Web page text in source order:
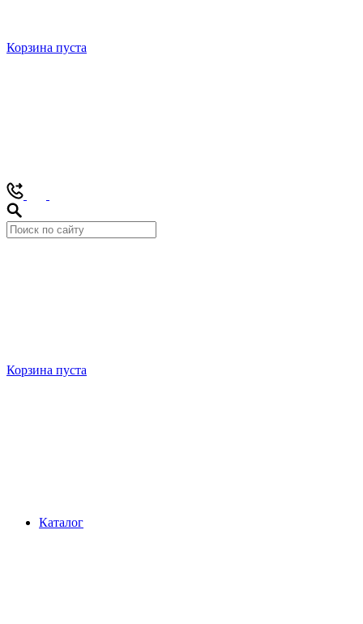
Корзина пуста
Корзина пуста
Каталог